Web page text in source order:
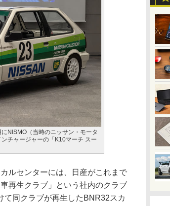
NISMO（当時のニッサン・モータ
チャージャーの「K10マーチ スー
ルセンターには、日産がこれまで
再生クラブ」という社内のクラブ
同クラブが再生したBNR32スカ